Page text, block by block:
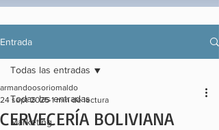
Entrada
Todas las entradas
Marketing
Todas las entradas
CERVECERÍA BOLIVIANA
armandoosoriomaldo
24 sept 2025 1 min de lectura